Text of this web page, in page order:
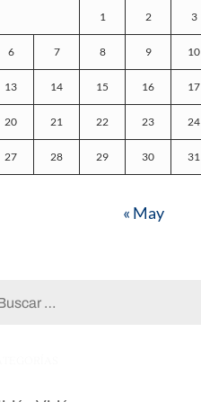
1 2 3
6 7 8 9 10
13 14 15 16 17
20 21 22 23 24
27 28 29 30 31
« May